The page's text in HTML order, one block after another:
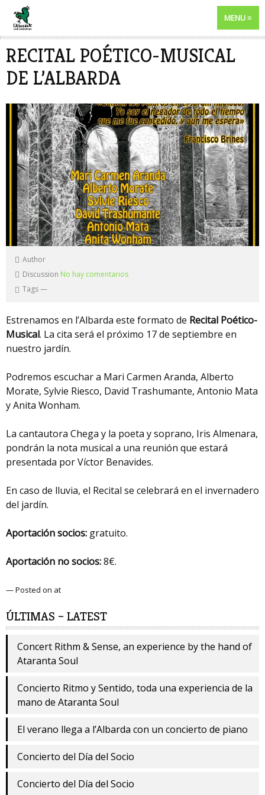
MENU
RECITAL POÉTICO-MUSICAL
DE L’ALBARDA
Author
Discussion No hay comentarios
Tags—
Estrenamos en l’Albarda este formato de Recital Poético-
Musical. La cita será el próximo 17 de septiembre en
nuestro jardín.
Podremos escuchar a Mari Carmen Aranda, Alberto
Morate, Sylvie Riesco, David Trashumante, Antonio Mata
y Anita Wonham.
La cantautora Chega y la poeta y soprano, Iris Almenara,
pondrán la nota musical a una reunión que estará
presentada por Víctor Benavides.
En caso de lluvia, el Recital se celebrará en el invernadero
del jardín.
Aportación socios: gratuito.
Aportación no socios:8€.
— Posted on at
ÚLTIMAS – LATEST
Concert Rithm & Sense, an experience by the hand of
Ataranta Soul
Concierto Ritmo y Sentido, toda una experiencia de la
mano de Ataranta Soul
El verano llega a l’Albarda con un concierto de piano
Concierto del Día del Socio
Concierto del Día del Socio